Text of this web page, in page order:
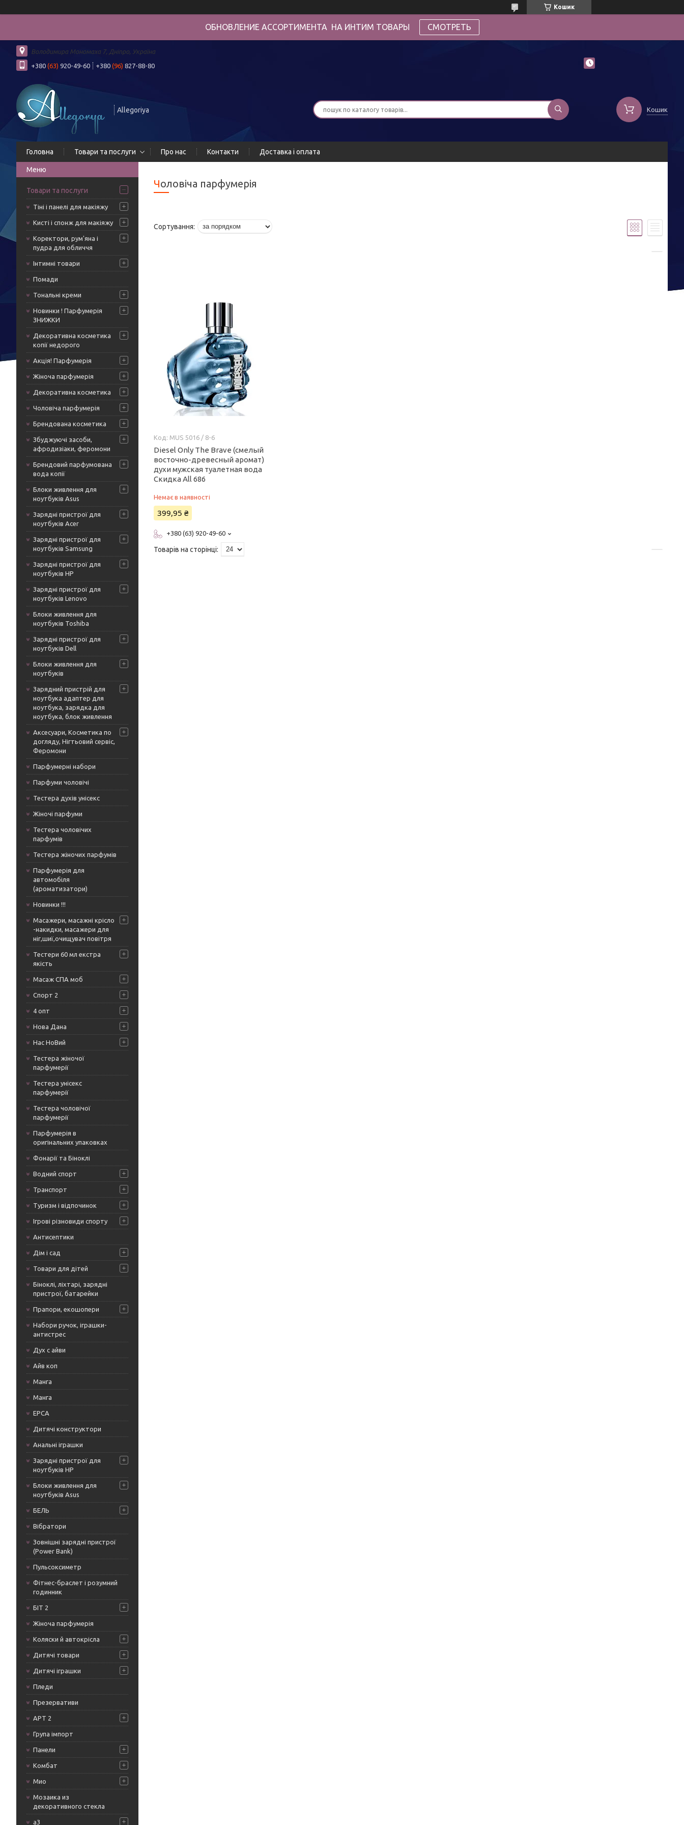
Кошик
ОБНОВЛЕНИЕ АССОРТИМЕНТА НА ИНТИМ ТОВАРЫ СМОТРЕТЬ
Володимира Мономаха 7, Дніпро, Україна
+380 (63) 920-49-60 +380 (96) 827-88-80
Allegoriya Кошик
Головна Товари та послуги Про нас Контакти Доставка і оплата
Товари та послуги
Тіні і панелі для макіяжу
Кисті і спонж для макіяжу
Коректори, рум'яна і
пудра для обличчя
Інтимні товари
Помади
Тональні креми
Новинки ! Парфумерія
ЗНИЖКИ
Декоративна косметика
копії недорого
Акція! Парфумерія
Жіноча парфумерія
Декоративна косметика
Чоловіча парфумерія
Брендована косметика
Збуджуючі засоби,
афродизіаки, феромони
Брендовий парфумована
вода копії
Блоки живлення для
ноутбуків Asus
Зарядні пристрої для
ноутбуків Acer
Зарядні пристрої для
ноутбуків Samsung
Зарядні пристрої для
ноутбуків HP
Зарядні пристрої для
ноутбуків Lenovo
Блоки живлення для
ноутбуків Toshiba
Зарядні пристрої для
ноутбуків Dell
Блоки живлення для
ноутбуків
Зарядний пристрій для
ноутбука адаптер для
ноутбука, зарядка для
ноутбука, блок живлення
Аксесуари, Косметика по
догляду, Нігтьовий сервіс,
Феромони
Парфумерні набори
Парфуми чоловічі
Тестера духів унісекс
Жіночі парфуми
Тестера чоловічих
парфумів
Тестера жіночих парфумів
Парфумерія для
автомобіля
(ароматизатори)
Новинки !!!
Масажери, масажні крісло
-накидки, масажери для
ніг,шиї,очищувач повітря
Тестери 60 мл екстра
якість
Масаж СПА моб
Спорт 2
4 опт
Нова Дана
Нас НоВий
Тестера жіночої
парфумерії
Тестера унісекс
парфумерії
Тестера чоловічої
парфумерії
Парфумерія в
оригінальних упаковках
Фонарії та Біноклі
Водний спорт
Транспорт
Туризм і відпочинок
Ігрові різновиди спорту
Антисептики
Дім і сад
Товари для дітей
Біноклі, ліхтарі, зарядні
пристрої, батарейки
Прапори, екошопери
Набори ручок, іграшки-
антистрес
Дух с айви
Айв коп
Манга
Манга
ЕРСА
Дитячі конструктори
Анальні іграшки
Зарядні пристрої для
ноутбуків HP
Блоки живлення для
ноутбуків Asus
БЕЛЬ
Вібратори
Зовнішні зарядні пристрої
(Power Bank)
Пульсоксиметр
Фітнес-браслет і розумний
годинник
БІТ 2
Жіноча парфумерія
Коляски й автокрісла
Дитячі товари
Дитячі іграшки
Пледи
Презервативи
АРТ 2
Група імпорт
Панели
Комбат
Мио
Мозаика из
декоративного стекла
а3
Чоловіча парфумерія
MUS 5016 / 8-6
Diesel Only The Brave (смелый
восточно-древесный аромат)
духи мужская туалетная вода
Скидка All 686
Немає в наявності
399,95 ₴
+380 (63) 920-49-60